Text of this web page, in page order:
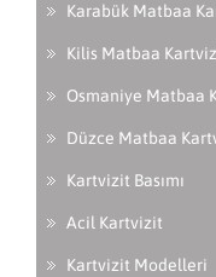
Karabük Matbaa
Kilis Matbaa
Osmaniye Matbaa
Düzce Matbaa
Kartvizit Basımı
Acil Kartvizit
Kartvizit Modelleri